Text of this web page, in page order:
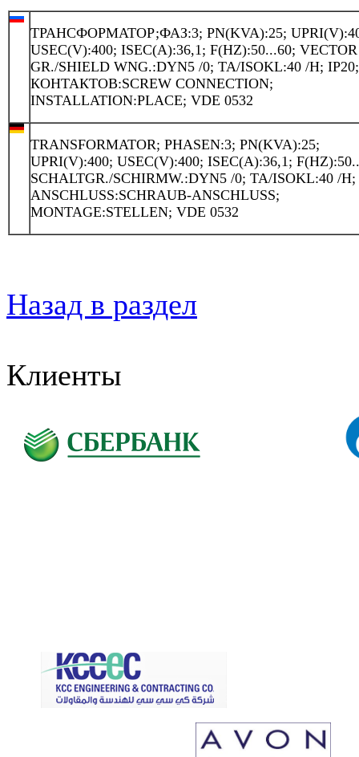
ТРАНСФОРМАТОР;ФАЗ:3; PN(KVA):25;
USEC(V):400; ISEC(A):36,1; F(HZ):50...60; VECTOR
GR./SHIELD WNG.:DYN5 /0; TA/ISOKL:40 /H;
КОНТАКТОВ:SCREW CONNECTION;
INSTALLATION:PLACE; VDE 0532
TRANSFORMATOR; PHASEN:3; PN(KVA):25;
UPRI(V):400; USEC(V):400; ISEC(A):36,1;
SCHALTGR./SCHIRMW.:DYN5 /0; TA/ISOKL:40 /H;
ANSCHLUSS:SCHRAUB-ANSCHLUSS;
MONTAGE:STELLEN; VDE 0532
Назад в раздел
Клиенты